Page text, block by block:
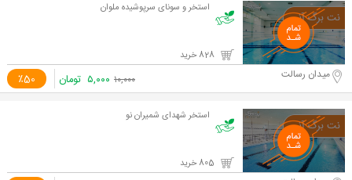
استخر و سونای سرپوشیده ملوان
٪50 میدان رسالت ۱۰,۰۰۰ ۵,۰۰۰ تومان
استخر شهدای شمیران نو